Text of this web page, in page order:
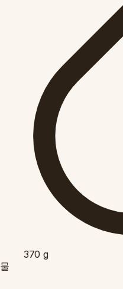
370 g
물